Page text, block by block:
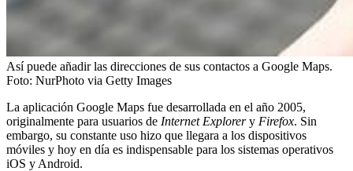
Así puede añadir las direcciones de sus contactos a Google Maps.
Foto: NurPhoto via Getty Images
La aplicación Google Maps fue desarrollada en el año 2005,
originalmente para usuarios de Internet Explorery Firefox. Sin
embargo, su constante uso hizo que llegara a los dispositivos
móviles y hoy en día es indispensable para los sistemas operativos
iOS y Android.